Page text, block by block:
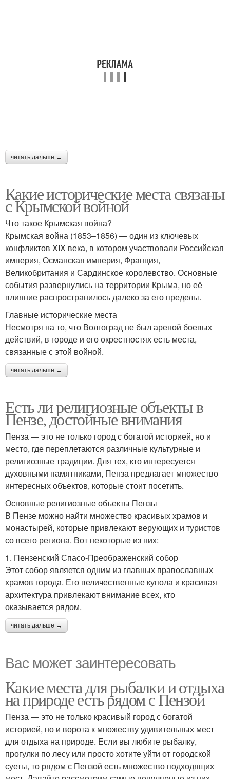
читать дальше →
Какие исторические места связаны
с Крымской войной
Что такое Крымская война?
Крымская война (1853–1856) — один из ключевых
конфликтов XIX века, в котором участвовали Российская
империя, Османская империя, Франция,
Великобритания и Сардинское королевство. Основные
события развернулись на территории Крыма, но её
влияние распространилось далеко за его пределы.
Главные исторические места
Несмотря на то, что Волгоград не был ареной боевых
действий, в городе и его окрестностях есть места,
связанные с этой войной.
читать дальше →
Есть ли религиозные объекты в
Пензе, достойные внимания
Пенза — это не только город с богатой историей, но и
место, где переплетаются различные культурные и
религиозные традиции. Для тех, кто интересуется
духовными памятниками, Пенза предлагает множество
интересных объектов, которые стоит посетить.
Основные религиозные объекты Пензы
В Пензе можно найти множество красивых храмов и
монастырей, которые привлекают верующих и туристов
со всего региона. Вот некоторые из них:
1. Пензенский Спасо-Преображенский собор
Этот собор является одним из главных православных
храмов города. Его величественные купола и красивая
архитектура привлекают внимание всех, кто
оказывается рядом.
читать дальше →
Вас может заинтересовать
Какие места для рыбалки и отдыха
на природе есть рядом с Пензой
Пенза — это не только красивый город с богатой
историей, но и ворота к множеству удивительных мест
для отдыха на природе. Если вы любите рыбалку,
прогулки по лесу или просто хотите уйти от городской
суеты, то рядом с Пензой есть множество подходящих